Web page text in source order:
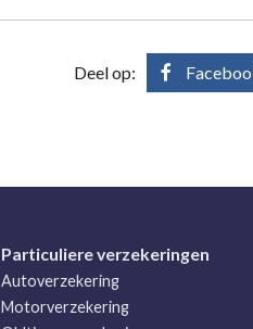
Deel op:
Particuliere verzekeringen
Autoverzekering
Motorverzekering